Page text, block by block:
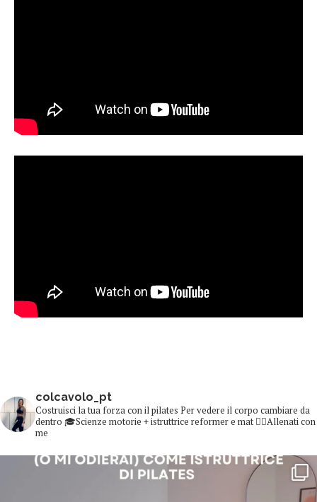
colcavolo_pt
Costruisci la tua forza con il pilates Per vedere il corpo cambiare da
dentro 🎓Scienze motorie + istruttrice reformer e mat 👇🏻Allenati con
me